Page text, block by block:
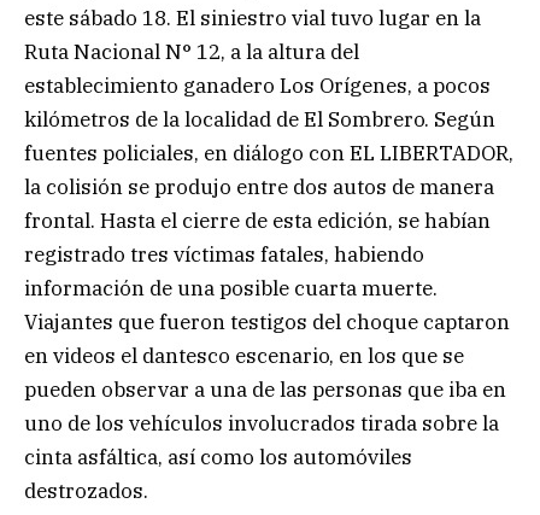
este sábado 18. El siniestro vial tuvo lugar en la
Ruta Nacional N° 12, a la altura del
establecimiento ganadero Los Orígenes, a pocos
kilómetros de la localidad de El Sombrero. Según
fuentes policiales, en diálogo con EL LIBERTADOR,
la colisión se produjo entre dos autos de manera
frontal. Hasta el cierre de esta edición, se habían
registrado tres víctimas fatales, habiendo
información de una posible cuarta muerte.
Viajantes que fueron testigos del choque captaron
en videos el dantesco escenario, en los que se
pueden observar a una de las personas que iba en
uno de los vehículos involucrados tirada sobre la
cinta asfáltica, así como los automóviles
destrozados.